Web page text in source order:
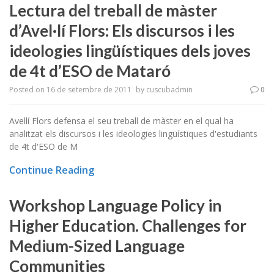
Lectura del treball de màster
d’Avel·lí Flors: Els discursos i les
ideologies lingüístiques dels joves
de 4t d’ESO de Mataró
Posted on 16 de setembre de 2011 by cuscubadmin 0
Avel·lí Flors defensa el seu treball de màster en el qual ha
analitzat els discursos i les ideologies lingüístiques d'estudiants
de 4t d'ESO de M
Continue Reading
Workshop Language Policy in
Higher Education. Challenges for
Medium-Sized Language
Communities